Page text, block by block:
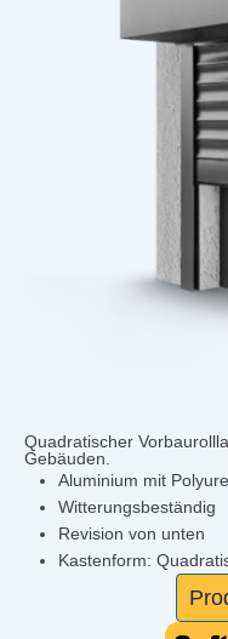
Quadratischer
Gebäuden.
Aluminium mit
Witterungsbeständig
Revision von unten
Kastenform: